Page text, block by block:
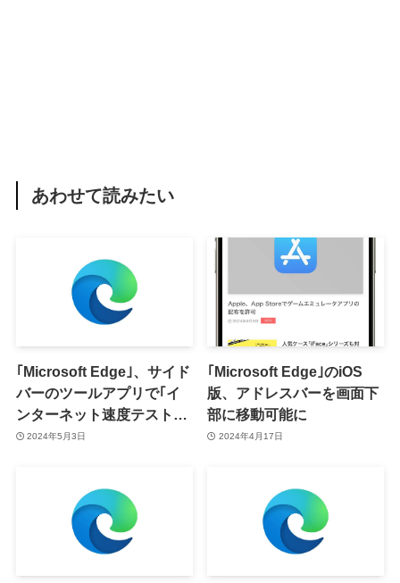
あわせて読みたい
｢Microsoft Edge｣、サイド
バーのツールアプリで｢イ
ンターネット速度テスト｣
が利用可能に
2024年5月3日
｢Microsoft Edge｣のiOS
版、アドレスバーを画面下
部に移動可能に
2024年4月17日